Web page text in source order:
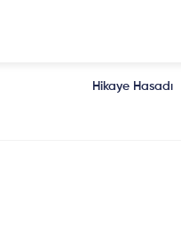
Hikaye Hasadı